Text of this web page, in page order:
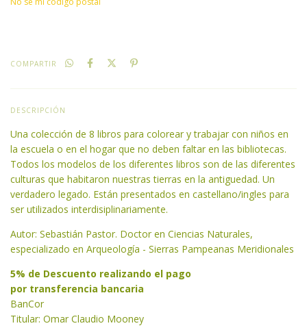
COMPARTIR
DESCRIPCIÓN
Una colección de 8 libros para colorear y trabajar con niños en
la escuela o en el hogar que no deben faltar en las bibliotecas.
Todos los modelos de los diferentes libros son de las diferentes
culturas que habitaron nuestras tierras en la antiguedad. Un
verdadero legado. Están presentados en castellano/ingles para
ser utilizados interdisiplinariamente.
Autor: Sebastián Pastor. Doctor en Ciencias Naturales,
especializado en Arqueología - Sierras Pampeanas Meridionales
5% de Descuento realizando el pago
por transferencia bancaria
BanCor
Titular: Omar Claudio Mooney